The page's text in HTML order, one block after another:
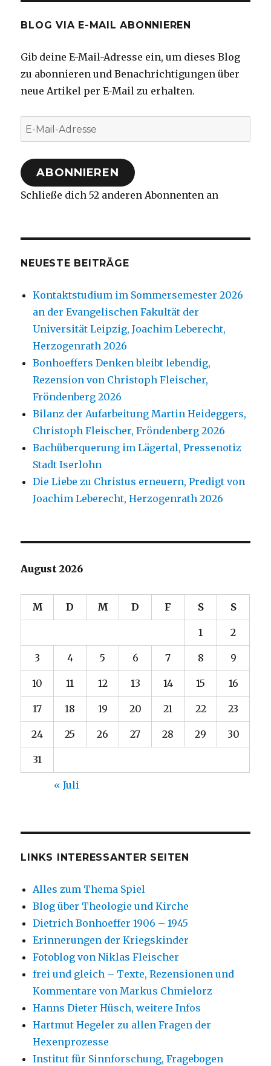
BLOG VIA E-MAIL ABONNIEREN
Gib deine E-Mail-Adresse ein, um dieses Blog
zu abonnieren und Benachrichtigungen über
neue Artikel per E-Mail zu erhalten.
E-
Mail-
Adresse
ABONNIEREN
Schließe dich 52 anderen Abonnenten an
NEUESTE BEITRÄGE
Kontaktstudium im Sommersemester 2026
an der Evangelischen Fakultät der
Universität Leipzig, Joachim Leberecht,
Herzogenrath 2026
Bonhoeffers Denken bleibt lebendig,
Rezension von Christoph Fleischer,
Fröndenberg 2026
Bilanz der Aufarbeitung Martin Heideggers,
Christoph Fleischer, Fröndenberg 2026
Bachüberquerung im Lägertal, Pressenotiz
Stadt Iserlohn
Die Liebe zu Christus erneuern, Predigt von
Joachim Leberecht, Herzogenrath 2026
August 2026
M D M D F S S
1 2
3 4 5 6 7 8 9
10 11 12 13 14 15 16
17 18 19 20 21 22 23
24 25 26 27 28 29 30
31
« Juli
LINKS INTERESSANTER SEITEN
Alles zum Thema Spiel
Blog über Theologie und Kirche
Dietrich Bonhoeffer 1906 – 1945
Erinnerungen der Kriegskinder
Fotoblog von Niklas Fleischer
frei und gleich – Texte, Rezensionen und
Kommentare von Markus Chmielorz
Hanns Dieter Hüsch, weitere Infos
Hartmut Hegeler zu allen Fragen der
Hexenprozesse
Institut für Sinnforschung, Fragebogen